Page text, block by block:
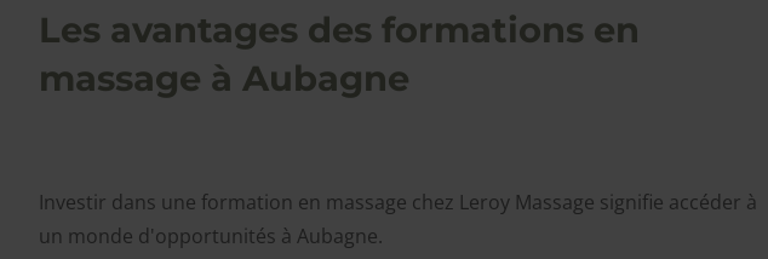
Les avantages des formations en
massage à Aubagne
Investir dans une formation en massage chez Leroy Massage signifie accéder à
un monde d'opportunités à Aubagne.